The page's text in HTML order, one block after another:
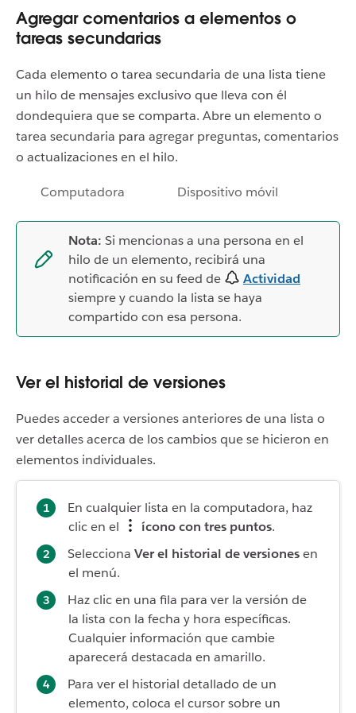
Agregar comentarios a elementos o
tareas secundarias
Cada elemento o tarea secundaria de una lista tiene
un hilo de mensajes exclusivo que lleva con él
dondequiera que se comparta. Abre un elemento o
tarea secundaria para agregar preguntas, comentarios
o actualizaciones en el hilo.
Computadora Dispositivo móvil
Nota: Si mencionas a una persona en el
hilo de un elemento, recibirá una
notificación en su feed de
Actividad
siempre y cuando la lista se haya
compartido con esa persona.
Ver el historial de versiones
Puedes acceder a versiones anteriores de una lista o
ver detalles acerca de los cambios que se hicieron en
elementos individuales.
En cualquier lista en la computadora, haz
clic en el
ícono con tres puntos.
Selecciona Ver el historial de versionesen
el menú.
Haz clic en una fila para ver la versión de
la lista con la fecha y hora específicas.
Cualquier información que cambie
aparecerá destacada en amarillo.
Para ver el historial detallado de un
elemento, coloca el cursor sobre un